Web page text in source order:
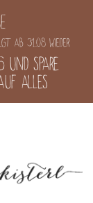
ab 31.08 wieder
und spare
alles